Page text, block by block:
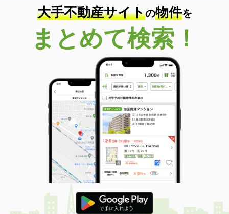
大手不動産サイトの物件を
まとめて検索！